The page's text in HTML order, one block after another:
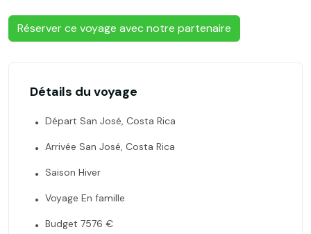
Réserver ce voyage avec notre partenaire
Détails du voyage
Départ San José, Costa Rica
Arrivée San José, Costa Rica
Saison Hiver
Voyage En famille
Budget 7576 €